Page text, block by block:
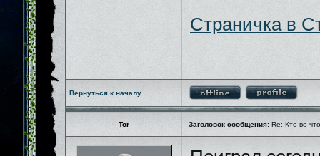
Страничка в
Вернуться к началу
Tor Заголовок сообщения: Re: Кто во